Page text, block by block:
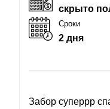
скрыто
Сроки
2 дня
Забор суперрр